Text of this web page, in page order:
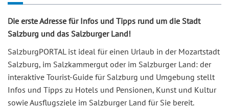
Die erste Adresse für Infos und Tipps rund um die Stadt
Salzburg und das Salzburger Land!
SalzburgPORTAL ist ideal für einen Urlaub in der Mozartstadt
Salzburg, im Salzkammergut oder im Salzburger Land: der
interaktive Tourist-Guide für Salzburg und Umgebung stellt
Infos und Tipps zu Hotels und Pensionen, Kunst und Kultur
sowie Ausflugsziele im Salzburger Land für Sie bereit.